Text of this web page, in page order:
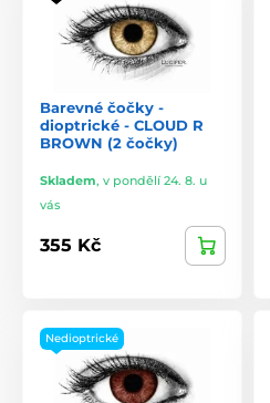
Barevné čočky -
dioptrické - CLOUD R
BROWN (2 čočky)
Skladem, v pondělí 24. 8. u
vás
355 Kč
Nedioptrické